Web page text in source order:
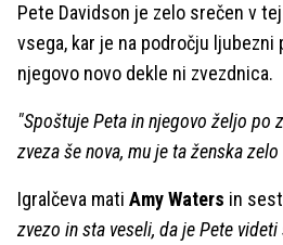
Pete Davidson je zelo srečen v
vsega, kar je na področju ljubezni
njegovo novo dekle ni zvezdnica.
"Spoštuje Peta in njegovo željo po
zveza še nova, mu je ta ženska zelo
Igralčeva mati Amy Waters in
zvezo in sta veseli, da je Pete videti